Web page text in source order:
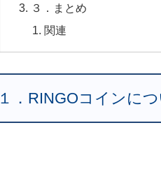
３．まとめ
関連
１．RINGOコインに